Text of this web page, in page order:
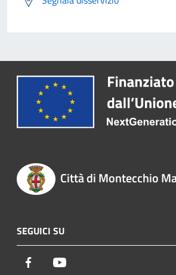
Città di Montecchio
SEGUICI SU
Facebook